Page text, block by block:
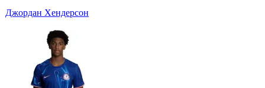
Джордан Хендерсон